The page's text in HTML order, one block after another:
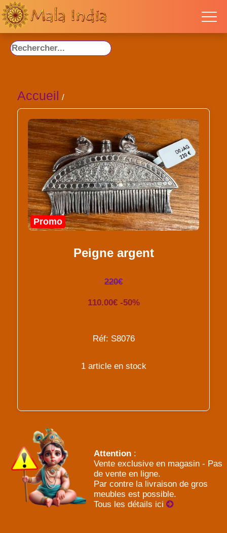
Accueil /
Promo
Peigne argent
220€
110.00€ -50%
Réf: S8076
1 article en stock
Attention :
Vente exclusive en magasin - Pas
de vente en ligne.
Par contre la livraison de gros
meubles est possible.
Tous les détails ici